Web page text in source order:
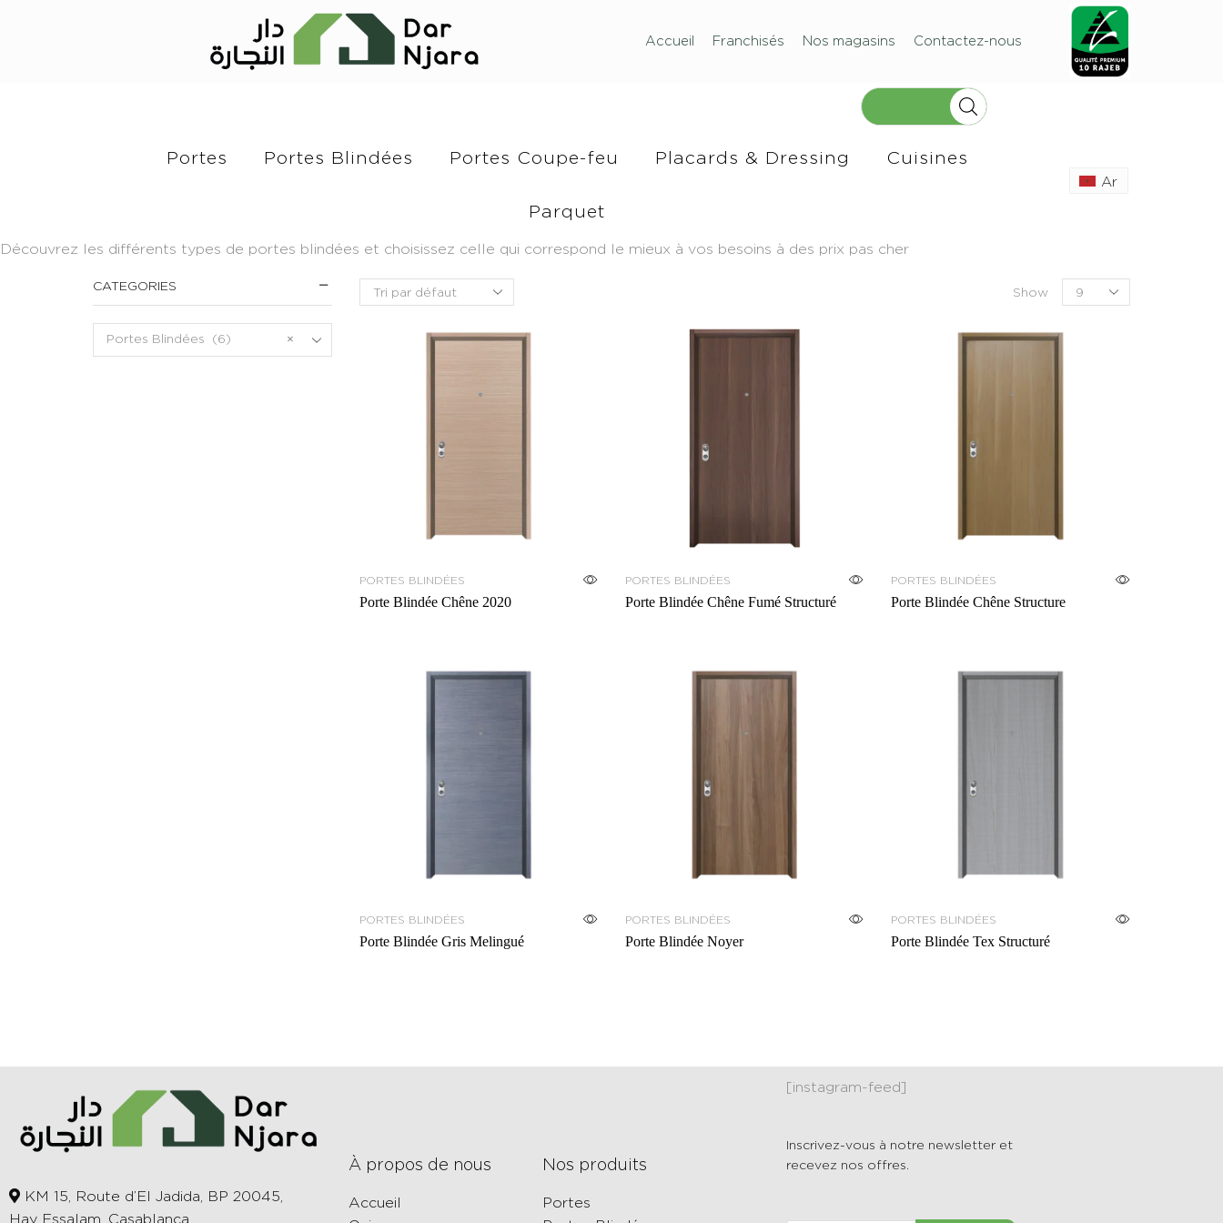
Accueil Franchisés Nos magasins Contactez-nous
Portes Portes Blindées Portes Coupe-feu Placards & Dressing Cuisines
Parquet
Ar
Découvrez les différents types de portes blindées et choisissez celle qui correspond le mieux à vos besoins à des prix pas cher
Show
PORTES BLINDÉES
Porte Blindée Chêne 2020
PORTES BLINDÉES
Porte Blindée Chêne Fumé Structuré
PORTES BLINDÉES
Porte Blindée Chêne Structure
PORTES BLINDÉES
Porte Blindée Gris Melingué
PORTES BLINDÉES
Porte Blindée Noyer
PORTES BLINDÉES
Porte Blindée Tex Structuré
CATEGORIES
×
Portes Blindées (6)
KM 15, Route d’El Jadida, BP 20045,
Hay Essalam, Casablanca
À propos de nous
Accueil
Nos produits
Portes
[instagram-feed]
Inscrivez-vous à notre newsletter et
recevez nos offres.